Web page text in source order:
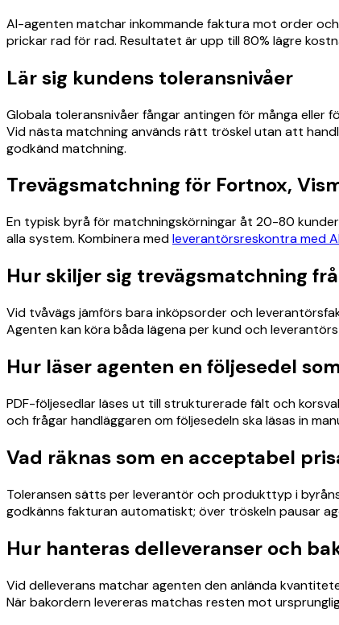
AI-agenten matchar inkommande faktura mot order
prickar rad för rad. Resultatet är upp till 80% lägre
Lär sig kundens toleransnivåer
Globala toleransnivåer fångar antingen för många eller
Vid nästa matchning används rätt tröskel utan att
godkänd matchning.
Trevägsmatchning för Fortnox,
En typisk byrå för matchningskörningar åt 20-80
alla system. Kombinera medleverantörsreskontra med
Hur skiljer sig trevägsmatchning
Vid tvåvägs jämförs bara inköpsorder och
Agenten kan köra båda lägena per kund och
Hur läser agenten en följesedel
PDF-följesedlar läses ut till strukturerade fält och
och frågar handläggaren om följesedeln ska läsas in
Vad räknas som en acceptabel
Toleransen sätts per leverantör och produkttyp i
godkänns fakturan automatiskt; över tröskeln pausar
Hur hanteras delleveranser och
Vid delleverans matchar agenten den anlända
När bakordern levereras matchas resten mot